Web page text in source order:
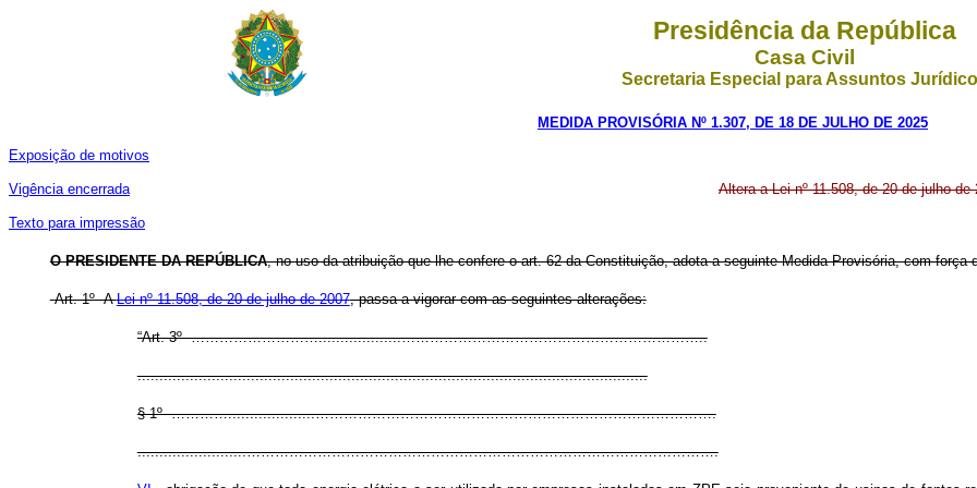
Presidência da República
Casa Civil
Secretaria Especial para Assuntos
MEDIDA PROVISÓRIA Nº 1.307, DE 18 DE JULHO DE 2025
Exposição de motivos
Vigência encerrada
Texto para impressão
Altera a Lei nº 11.508, de 20 de julho
O PRESIDENTE DA REPÚBLICA, no uso da atribuição que lhe confere o art. 62 da Constituição, adota a seguinte Medida Provisória, com força
Art. 1º ALei nº 11.508, de 20 de julho de 2007, passa a vigorar com as seguintes alterações:
“Art. 3º ………………………...................………………………………………………………..
.....................................................................................................................
§ 1º …………....................………………………………………………………………………….
.........................……………………………………………………………………………………….